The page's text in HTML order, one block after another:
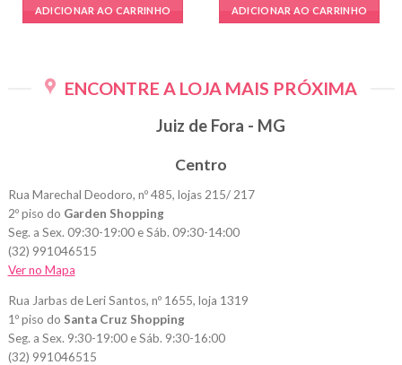
ADICIONAR AO CARRINHO ADICIONAR AO CARRINHO
ENCONTRE A LOJA MAIS PRÓXIMA
Juiz de Fora - MG
Centro
Rua Marechal Deodoro, nº 485, lojas 215/ 217
2º piso do Garden Shopping
Seg. a Sex. 09:30-19:00 e Sáb. 09:30-14:00
(32) 991046515
Ver no Mapa
Rua Jarbas de Leri Santos, nº 1655, loja 1319
1º piso do Santa Cruz Shopping
Seg. a Sex. 9:30-19:00 e Sáb. 9:30-16:00
(32) 991046515